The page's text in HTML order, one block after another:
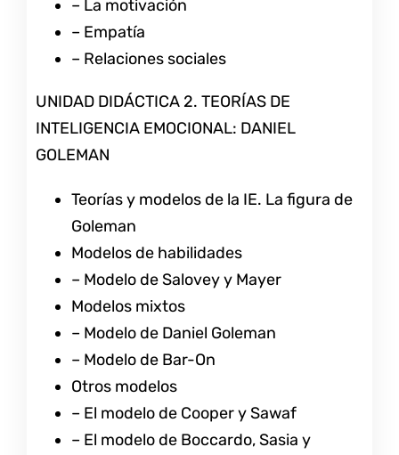
– La motivación
– Empatía
– Relaciones sociales
UNIDAD DIDÁCTICA 2. TEORÍAS DE
INTELIGENCIA EMOCIONAL: DANIEL
GOLEMAN
Teorías y modelos de la IE. La figura de
Goleman
Modelos de habilidades
– Modelo de Salovey y Mayer
Modelos mixtos
– Modelo de Daniel Goleman
– Modelo de Bar-On
Otros modelos
– El modelo de Cooper y Sawaf
– El modelo de Boccardo, Sasia y